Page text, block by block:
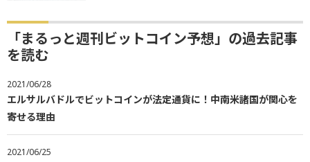
「まるっと週刊ビットコイン予想」の過去記事
を読む
2021/06/28
エルサルバドルでビットコインが法定通貨に！中南米諸国が関心を
寄せる理由
2021/06/25